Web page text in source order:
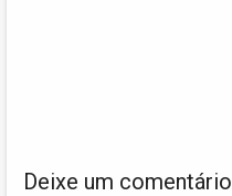
Deixe um comentário